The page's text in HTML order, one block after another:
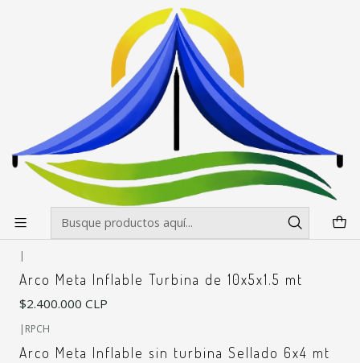
Envíos gratis desde $500.000 en Santiago
Arcos meta
Arcos meta
Tela Importada con Fabricacion Nacional
Arco Meta Inflable 8x5x1.5 de 5 lados exterior
$1.985.000 CLP
|
Arco Meta Inflable Turbina de 10x5x1.5 mt
$2.400.000 CLP
| RPCH
Arco Meta Inflable sin turbina Sellado 6x4 mt